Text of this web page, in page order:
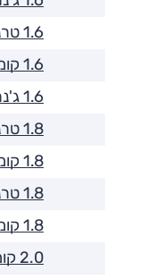
1.6 טרנדליין אוטומט
1.6 קומפורטלין אוטומט
1.6 ג'נריישן אוטומט
1.8 טרנדליין ידני
1.8 קומפורטליין ידני
1.8 טרנדליין אוטומט
1.8 קומפורטליין אוטומט
2.0 קומפורטליין ידני 3 דלתות